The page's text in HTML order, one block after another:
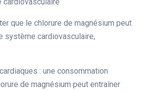
que le chlorure de magnésium peut
système cardiovasculaire,
: une consommation
de magnésium peut entraîner